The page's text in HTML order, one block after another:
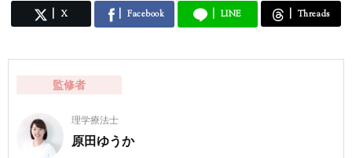
X Facebook LINE Threads
監修者
理学療法士
原田ゆうか